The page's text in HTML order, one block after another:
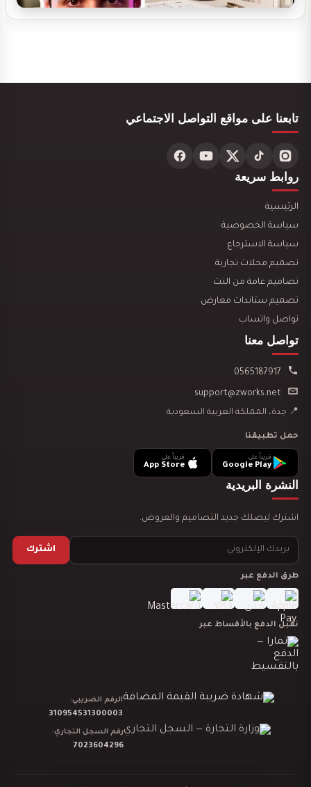
تصميم ديكور محل ألعاب أطفال مودرن
تصميم ديكور مدينة العاب مائية
تصميم ديكور نادي رياضي GYM
دراسة جدوى لمشروعك
تابعنا على مواقع التواصل الاجتماعي
روابط سريعة
الرئيسية
سياسة الخصوصية
سياسة الاسترجاع
تصميم محلات تجارية
تصاميم عامة من النت
تصميم ستاندات معارض
تواصل واتساب
تواصل معنا
📍 جدة، المملكة العربية السعودية
حمل تطبيقنا
قريباً على
Google Play
قريباً على
App Store
النشرة البريدية
اشترك ليصلك جديد التصاميم والعروض.
اشترك
طرق الدفع عبر
نقبل الدفع بالأقساط عبر
الرقم الضريبي:
310954531300003
رقم السجل التجاري:
7023604296